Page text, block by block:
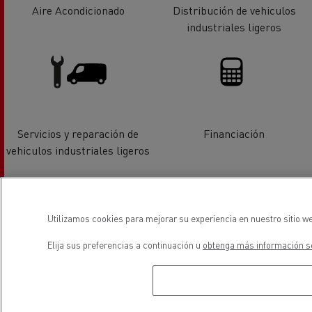
Aire Acondicionado
Distribución de vehiculos
industriales ligeros
Servicios y reparación de
vehiculos industriales ligeros
Financiación
Utilizamos cookies para mejorar su experiencia en nuestro sitio
Elija sus preferencias a continuación u obtenga más información